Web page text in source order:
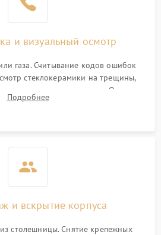
и визуальный осмотр
газа. Считывание кодов ошибок
стеклокерамики на трещины,
равномерность нагрева. Опрос
(не включается, не видит посуду,
Подробнее
и вскрытие корпуса
столешницы. Снятие крепежных